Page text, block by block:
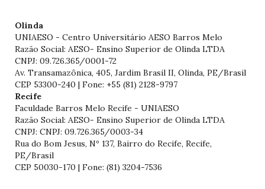
Olinda
UNIAESO - Centro Universitário AESO Barros Melo
Razão Social: AESO- Ensino Superior de Olinda LTDA
CNPJ: 09.726.365/0001-72
Av. Transamazônica, 405, Jardim Brasil II, Olinda, PE/Brasil
CEP 53300-240 | Fone: +55 (81) 2128-9797
Recife
Faculdade Barros Melo Recife - UNIAESO
Razão Social: AESO- Ensino Superior de Olinda LTDA
CNPJ: CNPJ: 09.726.365/0003-34
Rua do Bom Jesus, Nº 137, Bairro do Recife, Recife,
PE/Brasil
CEP 50030-170 | Fone: (81) 3204-7536